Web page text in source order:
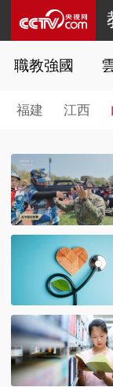
職教強國
福建 江西